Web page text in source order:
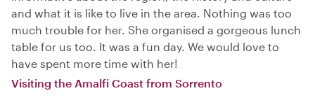
and what it is like to live in the area. Nothing was too
much trouble for her. She organised a gorgeous lunch
table for us too. It was a fun day. We would love to
have spent more time with her!
Visiting the Amalfi Coast from Sorrento